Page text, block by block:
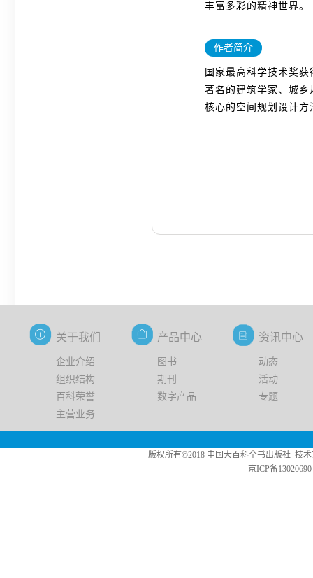
丰富多彩的精神世界。
作者简介
国家最高科学技术奖
著名的建筑学家、城
核心的空间规划设计方
关于我们 产品中心 资讯中心
企业介绍 图书
动态
组织结构
期刊
活动
百科荣誉
数字产品
专题
主营业务
版权所有©2018 中国大百科全书出版社 技术
京ICP备